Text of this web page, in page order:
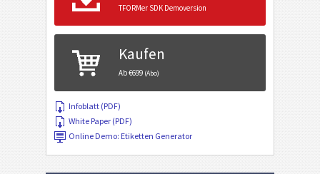
TFORMer SDK Demoversion
Kaufen
Ab €699 (Abo)
Infoblatt (PDF)
White Paper (PDF)
Online Demo: Etiketten Generator